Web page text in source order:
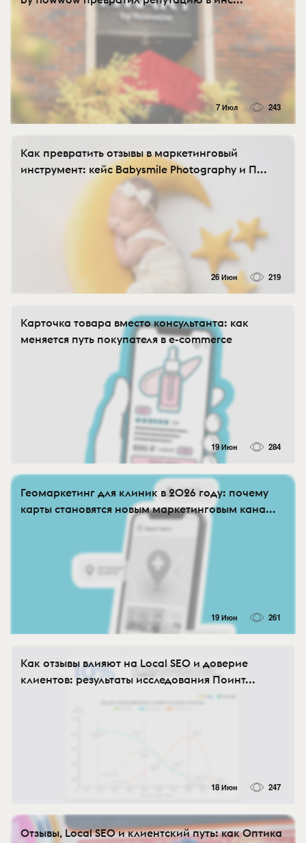
7 Июл 243
Как превратить отзывы в маркетинговый
инструмент: кейс Babysmile Photography и П...
26 Июн 219
Карточка товара вместо консультанта: как
меняется путь покупателя в e-commerce
19 Июн 284
Геомаркетинг для клиник в 2026 году: почему
карты становятся новым маркетинговым кана...
19 Июн 261
Как отзывы влияют на Local SEO и доверие
клиентов: результаты исследования Поинт...
18 Июн 247
Отзывы, Local SEO и клиентский путь: как Оптика